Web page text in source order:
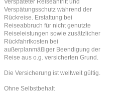
Verspäteter Reiseantritt und
Verspätungsschutz während der
Rückreise. Erstattung bei
Reiseabbruch für nicht genutzte
Reiseleistungen sowie zusätzlicher
Rückfahrtkosten bei
außerplanmäßiger Beendigung der
Reise aus o.g. versicherten Grund.
Die Versicherung ist weltweit gültig.
Ohne Selbstbehalt